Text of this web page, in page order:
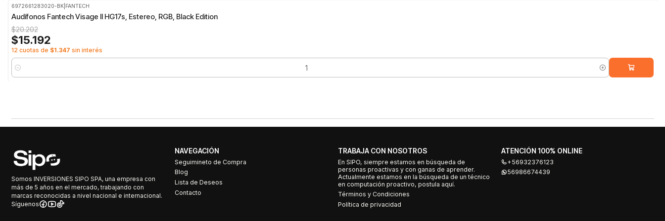
6972661283020-BK| FANTECH
Audífonos Fantech Visage II HG17s, Estereo, RGB, Black Edition
$20.202
$15.192
12 cuotas de $1.347 sin interés
Cantidad
Somos INVERSIONES SIPO SPA, una empresa con
más de 5 años en el mercado, trabajando con
marcas reconocidas a nivel nacional e internacional.
Síguenos
NAVEGACIÓN
Seguimineto de Compra
Blog
Lista de Deseos
Contacto
TRABAJA CON NOSOTROS
En SIPO, siempre estamos en búsqueda de
personas proactivas y con ganas de aprender.
Actualmente estamos en la búsqueda de un técnico
en computación proactivo, postula aquí.
Términos y Condiciones
Política de privacidad
ATENCIÓN 100% ONLINE
+56932376123
56986674439